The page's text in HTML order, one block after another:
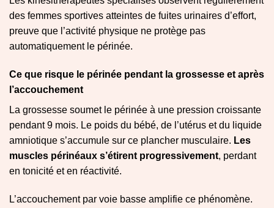
des femmes sportives atteintes de fuites urinaires d’effort,
preuve que l’activité physique ne protège pas
automatiquement le périnée.
Ce que risque le périnée pendant la grossesse et après
l’accouchement
La grossesse soumet le périnée à une pression croissante
pendant 9 mois. Le poids du bébé, de l’utérus et du liquide
amniotique s’accumule sur ce plancher musculaire. Les
muscles périnéaux s’étirent progressivement, perdant
en tonicité et en réactivité.
L’accouchement par voie basse amplifie ce phénomène.